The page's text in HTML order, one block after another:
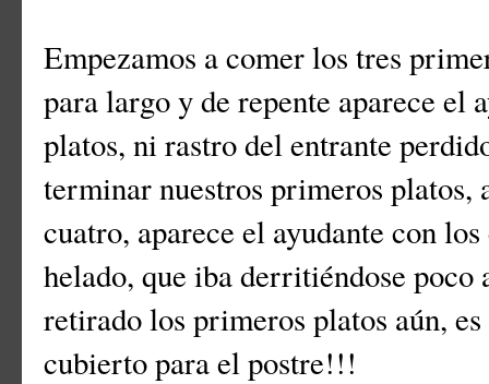
Empezamos a comer los tres
para largo y de repente aparece el
platos, ni rastro del entrante
terminar nuestros primeros platos,
cuatro, aparece el ayudante con
helado, que iba derritiéndose poco
retirado los primeros platos aún,
cubierto para el postre!!!